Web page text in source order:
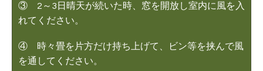
③ 2～3日晴天が続いた時、窓を開放し室内に風を入
れてください。
④ 時々畳を片方だけ持ち上げて、ビン等を挟んで風
を通してください。